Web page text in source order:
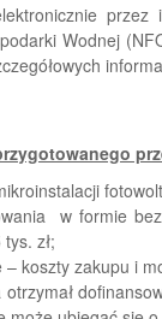
Wodnej
w formie
zł;
– koszty zakupu i